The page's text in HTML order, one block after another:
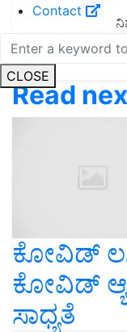
Contact
CLOSE
Read
ಕೋವಿಡ್
ಕೋವಿಡ್
ಸಾಧ್ಯತೆ